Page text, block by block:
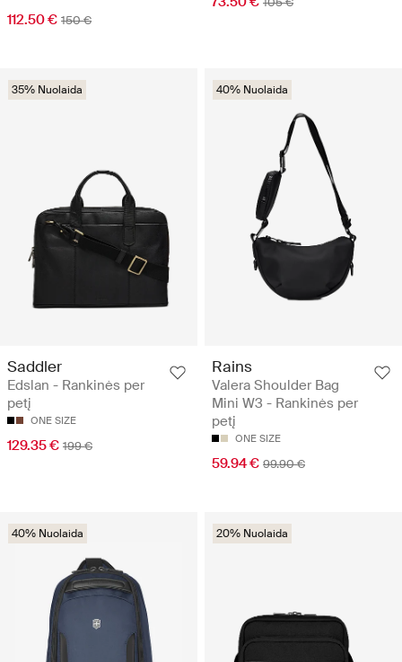
112.50 € 150 €
35% Nuolaida
Saddler
Edslan - Rankinės per
petį
ONE SIZE
129.35 € 199 €
40% Nuolaida
Rains
Valera Shoulder Bag
Mini W3 - Rankinės per
petį
ONE SIZE
59.94 € 99.90 €
40% Nuolaida 20% Nuolaida